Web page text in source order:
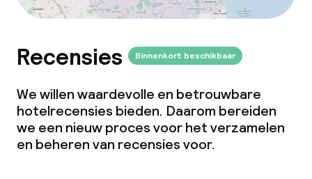
Recensies Binnenkort beschikbaar
We willen waardevolle en betrouwbare
hotelrecensies bieden. Daarom bereiden
we een nieuw proces voor het verzamelen
en beheren van recensies voor.